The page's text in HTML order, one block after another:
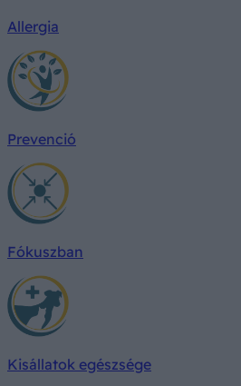
Allergia
Prevenció
Fókuszban
Kisállatok egészsége